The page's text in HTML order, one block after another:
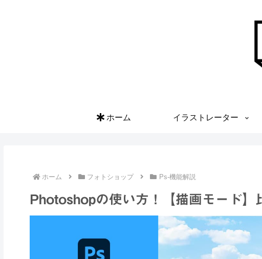
ホーム イラストレーター
ホーム フォトショップ Ps-機能解説
Photoshopの使い方！【描画モード】